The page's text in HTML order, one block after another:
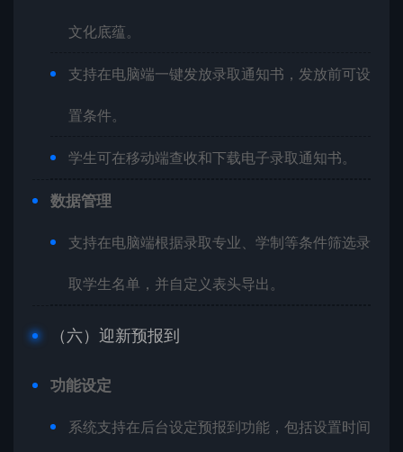
文化底蕴。
支持在电脑端一键发放录取通知书，发放前可设
置条件。
学生可在移动端查收和下载电子录取通知书。
数据管理
支持在电脑端根据录取专业、学制等条件筛选录
取学生名单，并自定义表头导出。
（六）迎新预报到
功能设定
系统支持在后台设定预报到功能，包括设置时间